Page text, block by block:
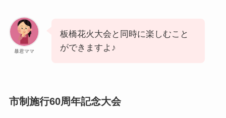
暴君ママ
板橋花火大会と同時に楽しむこと
ができますよ♪
市制施行60周年記念大会